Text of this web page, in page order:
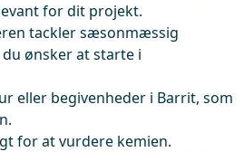
for dit projekt.
tackler sæsonmæssig
ønsker at starte i
eller begivenheder i Barrit, som
for at vurdere kemien.